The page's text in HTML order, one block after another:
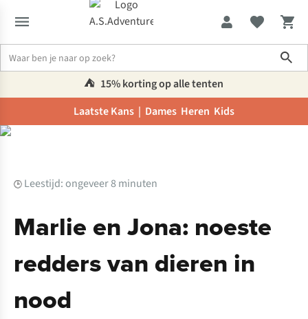
⛺️ 15% korting op alle tenten
Laatste Kans | Dames Heren Kids
🕒 Leestijd: ongeveer 8 minuten
Marlie en Jona: noeste
redders van dieren in
nood